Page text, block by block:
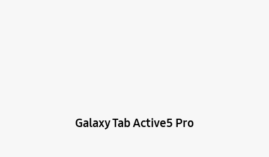
Galaxy Tab Active5 Pro